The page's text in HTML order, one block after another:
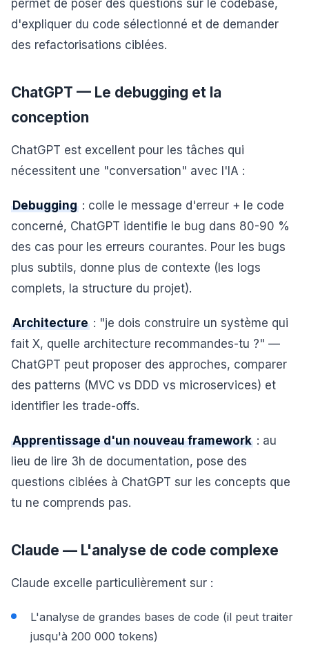
permet de poser des questions sur le codebase,
d'expliquer du code sélectionné et de demander
des refactorisations ciblées.
ChatGPT — Le debugging et la
conception
ChatGPT est excellent pour les tâches qui
nécessitent une "conversation" avec l'IA :
Debugging : colle le message d'erreur + le code
concerné, ChatGPT identifie le bug dans 80-90 %
des cas pour les erreurs courantes. Pour les bugs
plus subtils, donne plus de contexte (les logs
complets, la structure du projet).
Architecture : "je dois construire un système qui
fait X, quelle architecture recommandes-tu ?" —
ChatGPT peut proposer des approches, comparer
des patterns (MVC vs DDD vs microservices) et
identifier les trade-offs.
Apprentissage d'un nouveau framework : au
lieu de lire 3h de documentation, pose des
questions ciblées à ChatGPT sur les concepts que
tu ne comprends pas.
Claude — L'analyse de code complexe
Claude excelle particulièrement sur :
L'analyse de grandes bases de code (il peut traiter
jusqu'à 200 000 tokens)